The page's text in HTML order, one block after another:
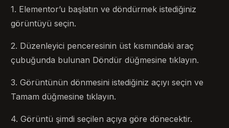
1. Elementor’u başlatın ve döndürmek istediğiniz
görüntüyü seçin.
2. Düzenleyici penceresinin üst kısmındaki araç
çubuğunda bulunan Döndür düğmesine tıklayın.
3. Görüntünün dönmesini istediğiniz açıyı seçin ve
Tamam düğmesine tıklayın.
4. Görüntü şimdi seçilen açıya göre dönecektir.